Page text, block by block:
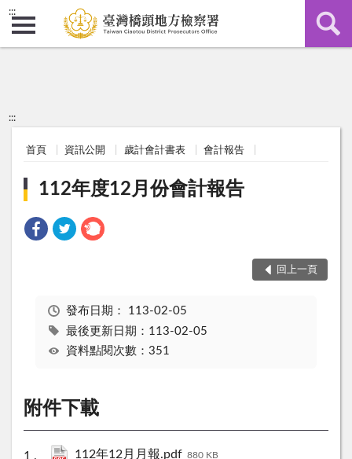
:::
:::
首頁 資訊公開 歲計會計書表 會計報告
112年度12月份會計報告
回上一頁
發布日期： 113-02-05
最後更新日期：113-02-05
資料點閱次數：351
附件下載
112年12月月報.pdf 880 KB